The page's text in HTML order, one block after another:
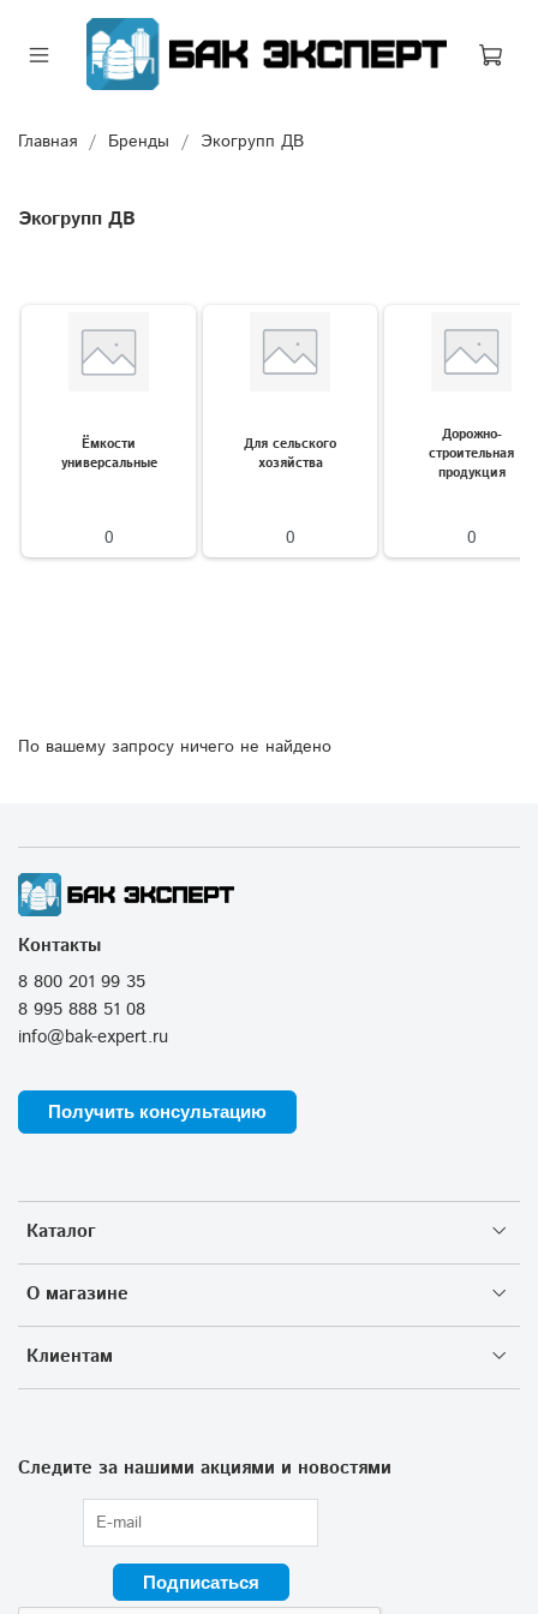
Главная Бренды Экогрупп ДВ
Экогрупп ДВ
Ёмкости
универсальные
0
Для сельского
хозяйства
0
Дорожно-
строительная
продукция
0
По вашему запросу ничего не найдено
Каталог
О магазине
Клиентам
Контакты
8 800 201 99 35
8 995 888 51 08
info@bak-expert.ru
Получить консультацию
Следите за нашими акциями и новостями
Подписаться